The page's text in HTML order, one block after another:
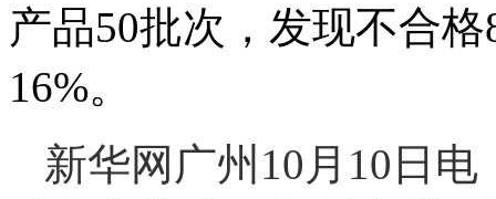
产品50批次，发现不合
16%。
新华网广州10月10日